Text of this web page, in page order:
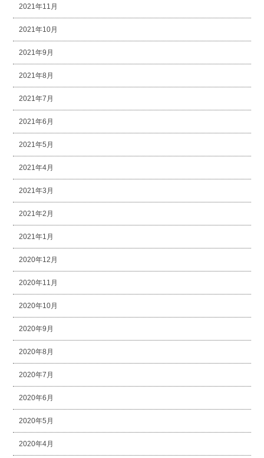
2021年11月
2021年10月
2021年9月
2021年8月
2021年7月
2021年6月
2021年5月
2021年4月
2021年3月
2021年2月
2021年1月
2020年12月
2020年11月
2020年10月
2020年9月
2020年8月
2020年7月
2020年6月
2020年5月
2020年4月